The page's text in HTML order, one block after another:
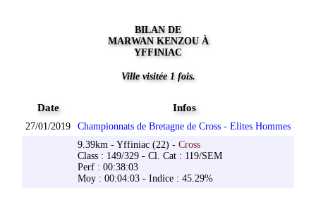
BILAN DE
MARWAN KENZOU À
YFFINIAC
Ville visitée 1 fois.
Date Infos
27/01/2019
Championnats de Bretagne de Cross - Elites Hommes
9.39km - Yffiniac (22) - Cross
Class : 149/329 - Cl. Cat : 119/SEM
Perf : 00:38:03
Moy : 00:04:03 - Indice : 45.29%